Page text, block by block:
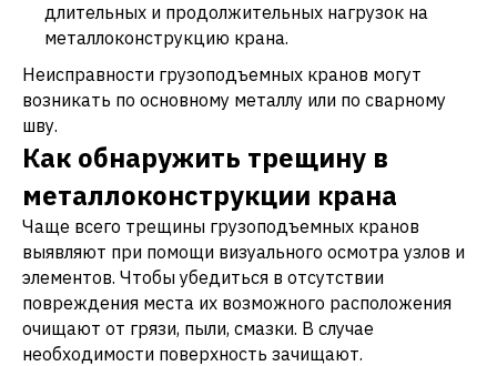
длительных и продолжительных нагрузок на
металлоконструкцию крана.
Неисправности грузоподъемных кранов могут
возникать по основному металлу или по сварному
шву.
Как обнаружить трещину в
металлоконструкции крана
Чаще всего трещины грузоподъемных кранов
выявляют при помощи визуального осмотра узлов и
элементов. Чтобы убедиться в отсутствии
повреждения места их возможного расположения
очищают от грязи, пыли, смазки. В случае
необходимости поверхность зачищают.